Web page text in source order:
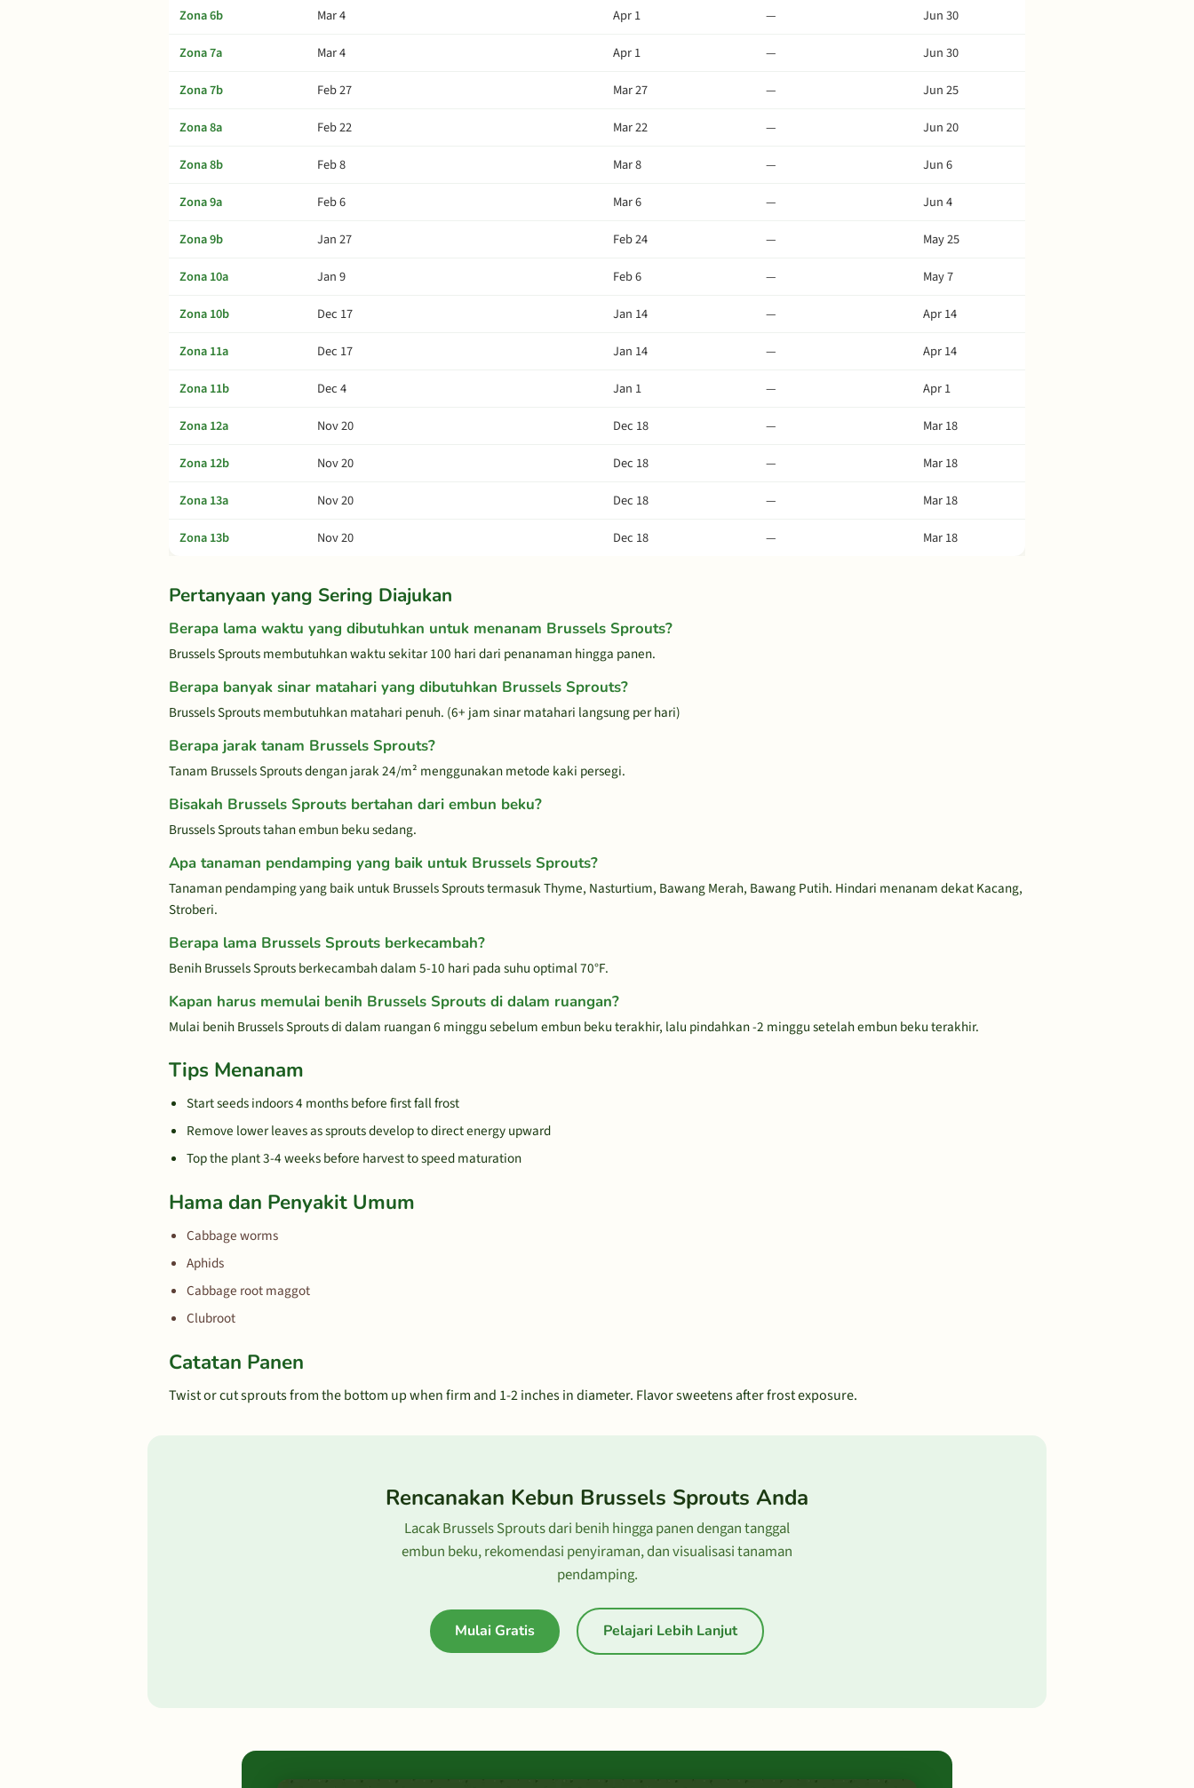
Zona 6b
Mar 4 Apr 1 —
Jun 30
Zona 7a
Mar 4 Apr 1 —
Jun 30
Zona 7b
Feb 27 Mar 27 —
Jun 25
Zona 8a
Feb 22 Mar 22 —
Jun 20
Zona 8b
Feb 8 Mar 8 —
Jun 6
Zona 9a
Feb 6 Mar 6 —
Jun 4
Zona 9b
Jan 27 Feb 24 —
May 25
Zona 10a
Jan 9 Feb 6 —
May 7
Zona 10b
Dec 17 Jan 14 —
Apr 14
Zona 11a
Dec 17 Jan 14 —
Apr 14
Zona 11b
Dec 4 Jan 1 —
Apr 1
Zona 12a
Nov 20 Dec 18 —
Mar 18
Zona 12b
Nov 20 Dec 18 —
Mar 18
Zona 13a
Nov 20 Dec 18 —
Mar 18
Zona 13b
Nov 20 Dec 18 — Mar 18
Pertanyaan yang Sering Diajukan
Berapa lama waktu yang dibutuhkan untuk menanam Brussels Sprouts?
Brussels Sprouts membutuhkan waktu sekitar 100 hari dari penanaman hingga panen.
Berapa banyak sinar matahari yang dibutuhkan Brussels Sprouts?
Brussels Sprouts membutuhkan matahari penuh. (6+ jam sinar matahari langsung per hari)
Berapa jarak tanam Brussels Sprouts?
Tanam Brussels Sprouts dengan jarak 24/m² menggunakan metode kaki persegi.
Bisakah Brussels Sprouts bertahan dari embun beku?
Brussels Sprouts tahan embun beku sedang.
Apa tanaman pendamping yang baik untuk Brussels Sprouts?
Tanaman pendamping yang baik untuk Brussels Sprouts termasuk Thyme, Nasturtium, Bawang Merah, Bawang Putih. Hindari menanam dekat Kacang,
Stroberi.
Berapa lama Brussels Sprouts berkecambah?
Benih Brussels Sprouts berkecambah dalam 5-10 hari pada suhu optimal 70°F.
Kapan harus memulai benih Brussels Sprouts di dalam ruangan?
Mulai benih Brussels Sprouts di dalam ruangan 6 minggu sebelum embun beku terakhir, lalu pindahkan -2 minggu setelah embun beku terakhir.
Tips Menanam
Start seeds indoors 4 months before first fall frost
Remove lower leaves as sprouts develop to direct energy upward
Top the plant 3-4 weeks before harvest to speed maturation
Hama dan Penyakit Umum
Cabbage worms
Aphids
Cabbage root maggot
Clubroot
Catatan Panen
Twist or cut sprouts from the bottom up when firm and 1-2 inches in diameter. Flavor sweetens after frost exposure.
Rencanakan Kebun Brussels Sprouts Anda
Lacak Brussels Sprouts dari benih hingga panen dengan tanggal
embun beku, rekomendasi penyiraman, dan visualisasi tanaman
pendamping.
Mulai Gratis Pelajari Lebih Lanjut